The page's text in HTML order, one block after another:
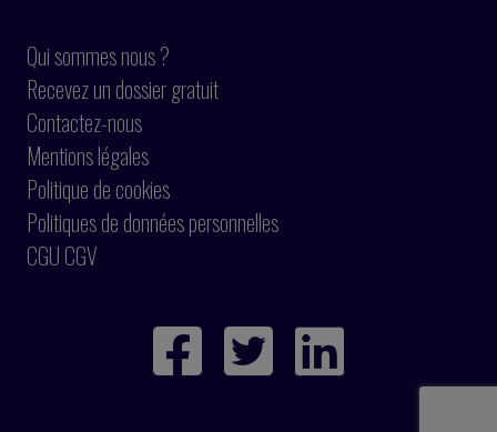
Qui sommes nous ?
Recevez un dossier gratuit
Contactez-nous
Mentions légales
Politique de cookies
Politiques de données personnelles
CGU CGV